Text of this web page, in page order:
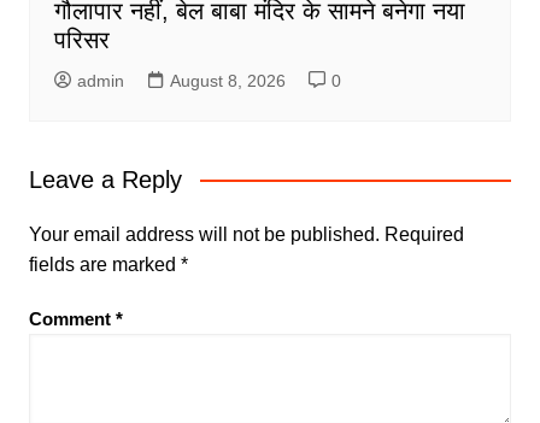
गौलापार नहीं, बेल बाबा मंदिर के सामने बनेगा नया
परिसर
admin August 8, 2026 0
Leave a Reply
Your email address will not be published. Required
fields are marked *
Comment *